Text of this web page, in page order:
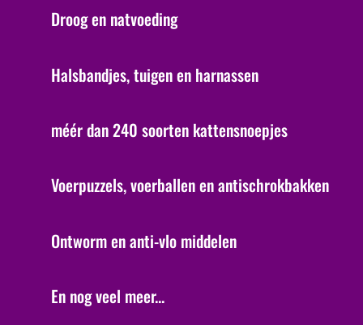
Droog en natvoeding
Halsbandjes, tuigen en harnassen
méér dan 240 soorten kattensnoepjes
Voerpuzzels, voerballen en antischrokbakken
Ontworm en anti-vlo middelen
En nog veel meer...